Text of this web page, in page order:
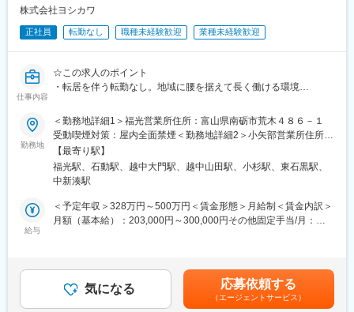
株式会社ヨシカワ
正社員 転勤なし 職種未経験歓迎 業種未経験歓迎
仕事内容
☆この求人のポイント
・転居を伴う転勤なし。地域に腰を据えて長く働ける環境
・既存顧客中心の営業スタイル
・ICタグで機械管理し業務効率化などDXが進む企業
・扱う機械は地域の発展の貢献できるインフラ整備や建物づくり
■業務内容
建設会社や土木会社など既存取引先を中心に、建設機械や発電機
などのレンタル提案をお任せします。
単に機械を提案するだけでなく、お客様の工事内容や工期、現場
【具体的には】
・既存顧客への訪問、ニーズのヒアリング
勤務地
＜勤務地詳細1＞福光営業所住所：富山県南砺市荒木４８６－１
受動喫煙対策：屋内全面禁煙＜勤務地詳細2＞小矢部営業所住所：
富山県小矢部市今石動町２－１３－１８７ 受動喫煙対策：屋内全
面禁煙＜勤務地詳細3＞射水営業所住所：富山県射水市北高木１０
５－１１ 受動喫煙対策：屋内全面禁煙変更の範囲：会社の定める
【最寄り駅】
福光駅、石動駅、越中大門駅、越中山田駅、小杉駅、東石黒駅、
中新湊駅
給与
＜予定年収＞328万円～500万円＜賃金形態＞月給制＜賃金内訳＞
月額（基本給）：203,000円～300,000円その他固定手当/月：
（30,000円／月）■昇給：年1回（4月）※前年度実績：1,400円～
20,400円 ■賞与：年2回（7月・12月）※前年度実績：2.6か月賃金
はあくまでも目安の金額であり、選考を通じて上下する可能性が
気になる 応募依頼する
（エージェントサービス）